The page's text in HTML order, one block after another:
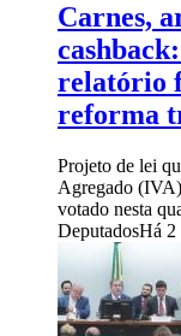
Carnes,
relatório
reforma
Projeto de lei
Agregado
votado nesta
DeputadosHá 2